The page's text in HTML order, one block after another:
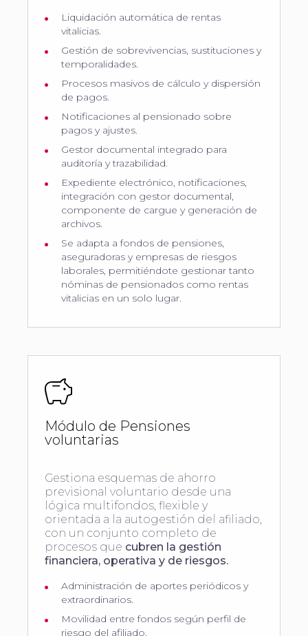
Liquidación automática de rentas
vitalicias.
Gestión de sobrevivencias, sustituciones y
temporalidades.
Procesos masivos de cálculo y dispersión
de pagos.
Notificaciones al pensionado sobre
pagos y ajustes.
Gestor documental integrado para
auditoría y trazabilidad.
Expediente electrónico, notificaciones,
integración con gestor documental,
componente de cargue y generación de
archivos.
Se adapta a fondos de pensiones,
aseguradoras y empresas de riesgos
laborales, permitiéndote gestionar tanto
nóminas de pensionados como rentas
vitalicias en un solo lugar.
Módulo de Pensiones
voluntarias
Gestiona esquemas de ahorro
previsional voluntario desde una
lógica multifondos, flexible y
orientada a la autogestión del afiliado,
con un conjunto completo de
procesos que cubren la gestión
financiera, operativa y de riesgos.
Administración de aportes periódicos y
extraordinarios.
Movilidad entre fondos según perfil de
riesgo del afiliado.